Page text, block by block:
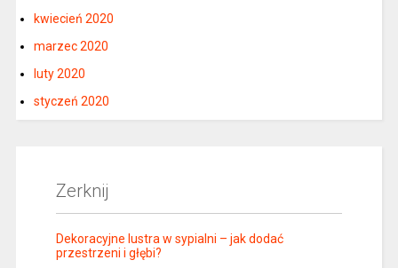
kwiecień 2020
marzec 2020
luty 2020
styczeń 2020
Zerknij
Dekoracyjne lustra w sypialni – jak dodać
przestrzeni i głębi?